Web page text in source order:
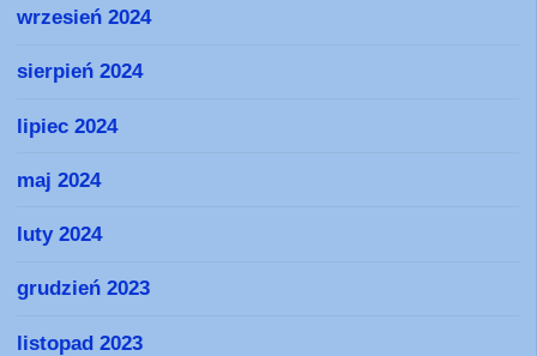
wrzesień 2024
sierpień 2024
lipiec 2024
maj 2024
luty 2024
grudzień 2023
listopad 2023